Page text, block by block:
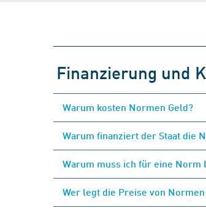
Finanzierung und
Warum kosten Normen Geld?
Warum finanziert der Staat die
Warum muss ich für eine Norm
Wer legt die Preise von